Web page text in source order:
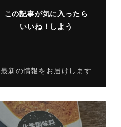
この記事が気に入ったら
いいね！しよう
最新の情報をお届けします